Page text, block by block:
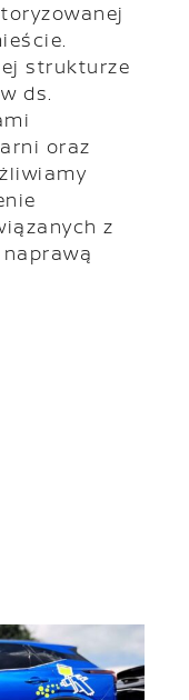
strukturze
ds.
oraz
z